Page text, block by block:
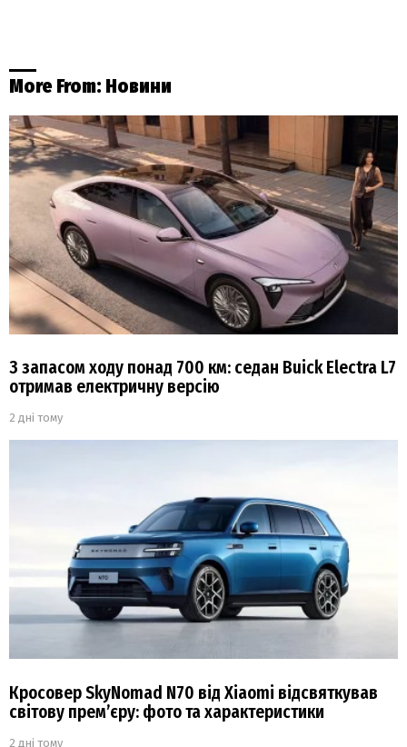
More From: Новини
З запасом ходу понад 700 км: седан Buick Electra L7
отримав електричну версію
2 дні тому
Кросовер SkyNomad N70 від Xiaomi відсвяткував
світову прем’єру: фото та характеристики
2 дні тому